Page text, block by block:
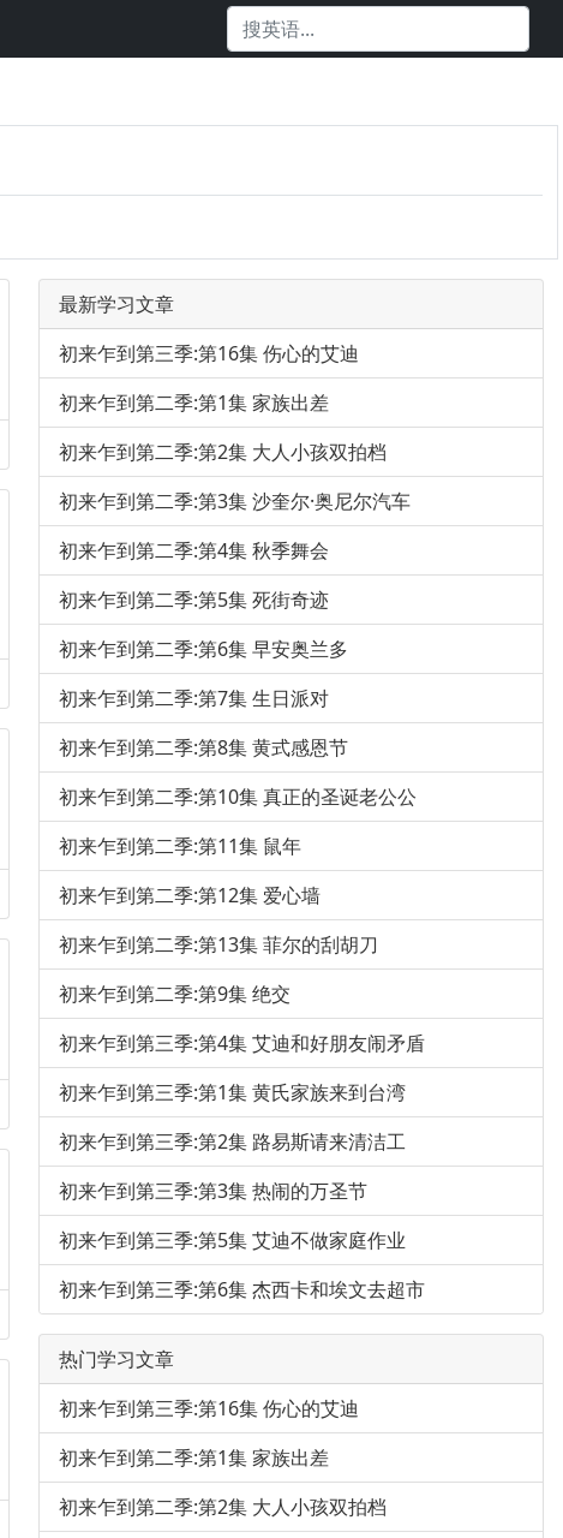
最新学习文章
初来乍到第三季:第16集 伤心的艾迪
初来乍到第二季:第1集 家族出差
初来乍到第二季:第2集 大人小孩双拍档
初来乍到第二季:第3集 沙奎尔·奥尼尔汽车
初来乍到第二季:第4集 秋季舞会
初来乍到第二季:第5集 死街奇迹
初来乍到第二季:第6集 早安奥兰多
初来乍到第二季:第7集 生日派对
初来乍到第二季:第8集 黄式感恩节
初来乍到第二季:第10集 真正的圣诞老公公
初来乍到第二季:第11集 鼠年
初来乍到第二季:第12集 爱心墙
初来乍到第二季:第13集 菲尔的刮胡刀
初来乍到第二季:第9集 绝交
初来乍到第三季:第4集 艾迪和好朋友闹矛盾
初来乍到第三季:第1集 黄氏家族来到台湾
初来乍到第三季:第2集 路易斯请来清洁工
初来乍到第三季:第3集 热闹的万圣节
初来乍到第三季:第5集 艾迪不做家庭作业
初来乍到第三季:第6集 杰西卡和埃文去超市
热门学习文章
初来乍到第三季:第16集 伤心的艾迪
初来乍到第二季:第1集 家族出差
初来乍到第二季:第2集 大人小孩双拍档